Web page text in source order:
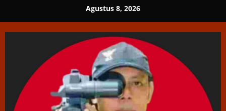
to
content
Agustus 8, 2026